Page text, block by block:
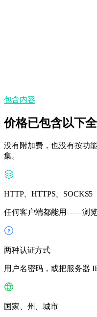
包含内容
价格已包含以下
没有附加费，也没有按功
集。
HTTP、HTTPS、SOCKS5
任何客户端都能用——浏览
两种认证方式
用户名密码，或把服务器
国家、州、城市